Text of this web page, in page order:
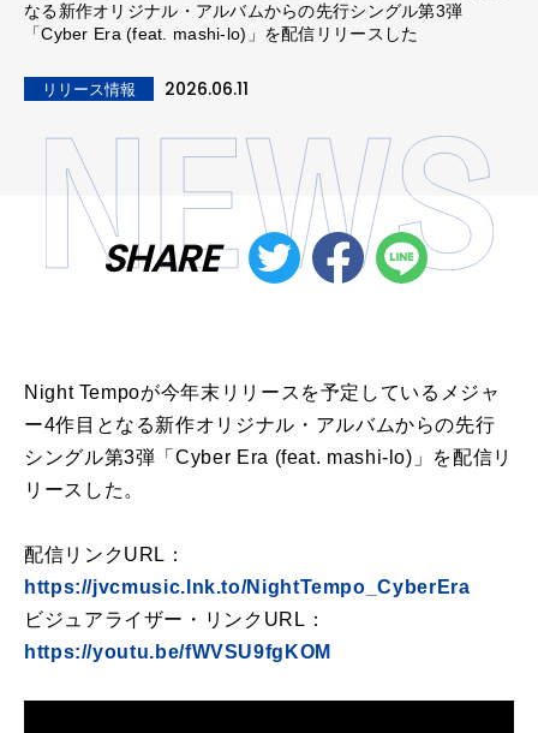
なる新作オリジナル・アルバムからの先行シングル第3弾
「Cyber Era (feat. mashi-lo)」を配信リリースした
リリース情報 2026.06.11
SHARE
Night Tempoが今年末リリースを予定しているメジャ
ー4作目となる新作オリジナル・アルバムからの先行
シングル第3弾「Cyber Era (feat. mashi-lo)」を配信リ
リースした。
配信リンクURL：
https://jvcmusic.lnk.to/NightTempo_CyberEra
ビジュアライザー・リンクURL：
https://youtu.be/fWVSU9fgKOM